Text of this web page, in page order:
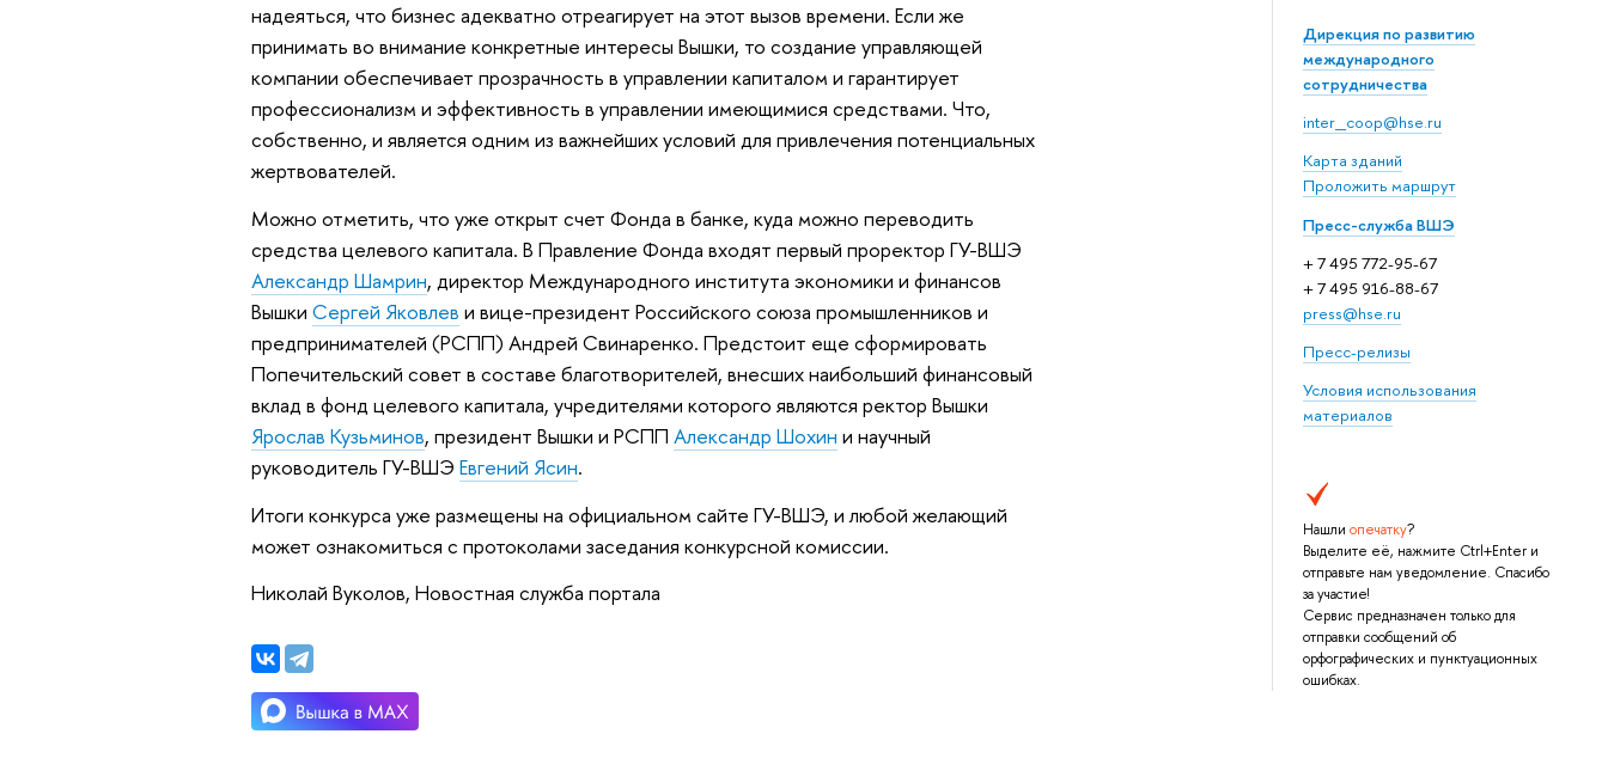
Дирекция по развитию
международного
сотрудничества
inter_coop@hse.ru
Карта зданий
Проложить маршрут
Пресс-служба ВШЭ
+ 7 495 772-95-67
+ 7 495 916-88-67
press@hse.ru
Пресс-релизы
Условия использования
материалов
Нашли опечатку?
Выделите её, нажмите Ctrl+Enter и
отправьте нам уведомление. Спасибо
за участие!
Сервис предназначен только для
отправки сообщений об
орфографических и пунктуационных
ошибках.
надеяться, что бизнес адекватно отреагирует на этот вызов времени. Если же
принимать во внимание конкретные интересы Вышки, то создание управляющей
компании обеспечивает прозрачность в управлении капиталом и гарантирует
профессионализм и эффективность в управлении имеющимися средствами. Что,
собственно, и является одним из важнейших условий для привлечения потенциальных
жертвователей.
Можно отметить, что уже открыт счет Фонда в банке, куда можно переводить
средства целевого капитала. В Правление Фонда входят первый проректор ГУ-ВШЭ
Александр Шамрин, директор Международного института экономики и финансов
Вышки Сергей Яковлев и вице-президент Российского союза промышленников и
предпринимателей (РСПП) Андрей Свинаренко. Предстоит еще сформировать
Попечительский совет в составе благотворителей, внесших наибольший финансовый
вклад в фонд целевого капитала, учредителями которого являются ректор Вышки
Ярослав Кузьминов, президент Вышки и РСПП Александр Шохин и научный
руководитель ГУ-ВШЭ Евгений Ясин.
Итоги конкурса уже размещены на официальном сайте ГУ-ВШЭ, и любой желающий
может ознакомиться с протоколами заседания конкурсной комиссии.
Николай Вуколов, Новостная служба портала